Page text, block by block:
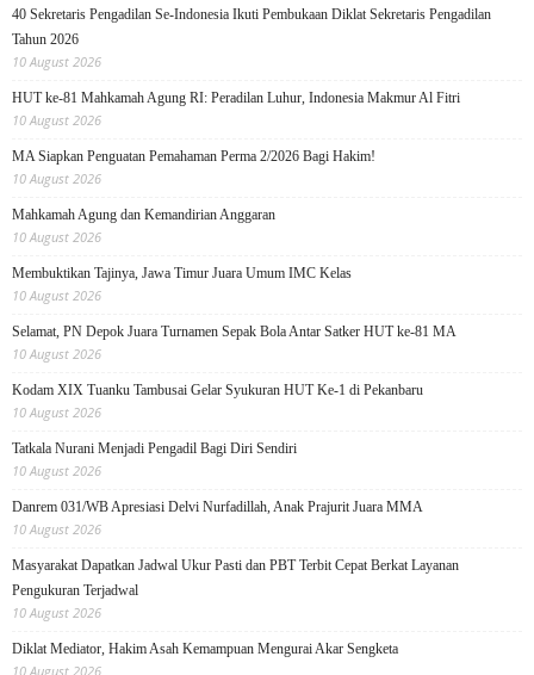
40 Sekretaris Pengadilan Se-Indonesia Ikuti Pembukaan Diklat Sekretaris Pengadilan
Tahun 2026
10 August 2026
HUT ke-81 Mahkamah Agung RI: Peradilan Luhur, Indonesia Makmur Al Fitri
10 August 2026
MA Siapkan Penguatan Pemahaman Perma 2/2026 Bagi Hakim!
10 August 2026
Mahkamah Agung dan Kemandirian Anggaran
10 August 2026
Membuktikan Tajinya, Jawa Timur Juara Umum IMC Kelas
10 August 2026
Selamat, PN Depok Juara Turnamen Sepak Bola Antar Satker HUT ke-81 MA
10 August 2026
Kodam XIX Tuanku Tambusai Gelar Syukuran HUT Ke-1 di Pekanbaru
10 August 2026
Tatkala Nurani Menjadi Pengadil Bagi Diri Sendiri
10 August 2026
Danrem 031/WB Apresiasi Delvi Nurfadillah, Anak Prajurit Juara MMA
10 August 2026
Masyarakat Dapatkan Jadwal Ukur Pasti dan PBT Terbit Cepat Berkat Layanan
Pengukuran Terjadwal
10 August 2026
Diklat Mediator, Hakim Asah Kemampuan Mengurai Akar Sengketa
10 August 2026